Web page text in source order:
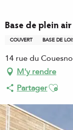
Base de plein
COUVERT BASE DE
14 rue du
M'y rendre
Partager